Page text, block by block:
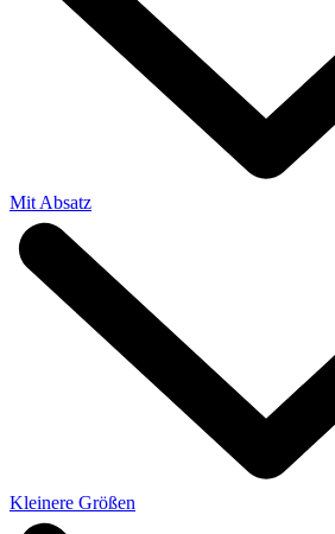
Mit Absatz
Kleinere Größen